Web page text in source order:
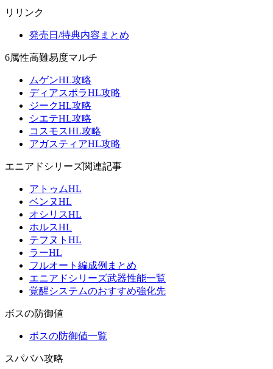
リリンク
発売日/特典内容まとめ
6属性高難易度マルチ
ムゲンHL攻略
ディアスポラHL攻略
ジークHL攻略
シエテHL攻略
コスモスHL攻略
アガスティアHL攻略
エニアドシリーズ関連記事
アトゥムHL
ベンヌHL
オシリスHL
ホルスHL
テフヌトHL
ラーHL
フルオート編成例まとめ
エニアドシリーズ武器性能一覧
覚醒システムのおすすめ強化先
ボスの防御値
ボスの防御値一覧
スパバハ攻略